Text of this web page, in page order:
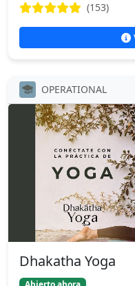
(153)
OPERATIONAL
Dhakatha Yoga